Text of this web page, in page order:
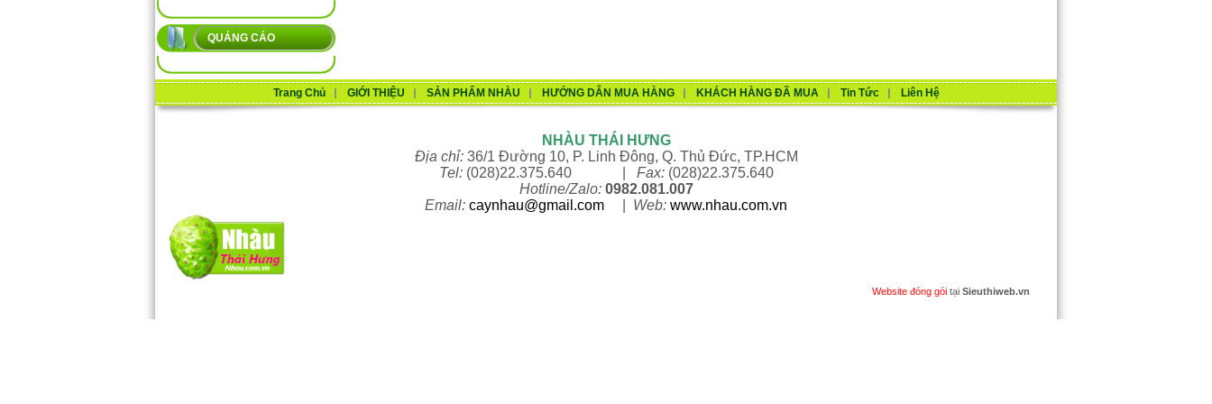
QUẢNG CÁO
Trang Chủ GIỚI THIỆU SẢN PHẨM NHÀU HƯỚNG DẪN MUA HÀNG KHÁCH HÀNG ĐÃ MUA Tin Tức Liên Hệ
NHÀU THÁI HƯNG
Địa chỉ:36/1 Đường 10, P. Linh Đông, Q. Thủ Đức, TP.HCM
Tel:(028)22.375.640 | Fax:(028)22.375.640
Hotline/Zalo: 0982.081.007
Email: caynhau@gmail.com Web: www.nhau.com.vn
Website đóng gói tại Sieuthiweb.vn